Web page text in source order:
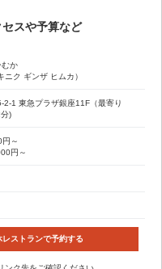
スや予算など
むか
ニク ギンザ ヒムカ）
2-1 東急プラザ銀座11F（最寄り
)
～
円～
レストランで予約する